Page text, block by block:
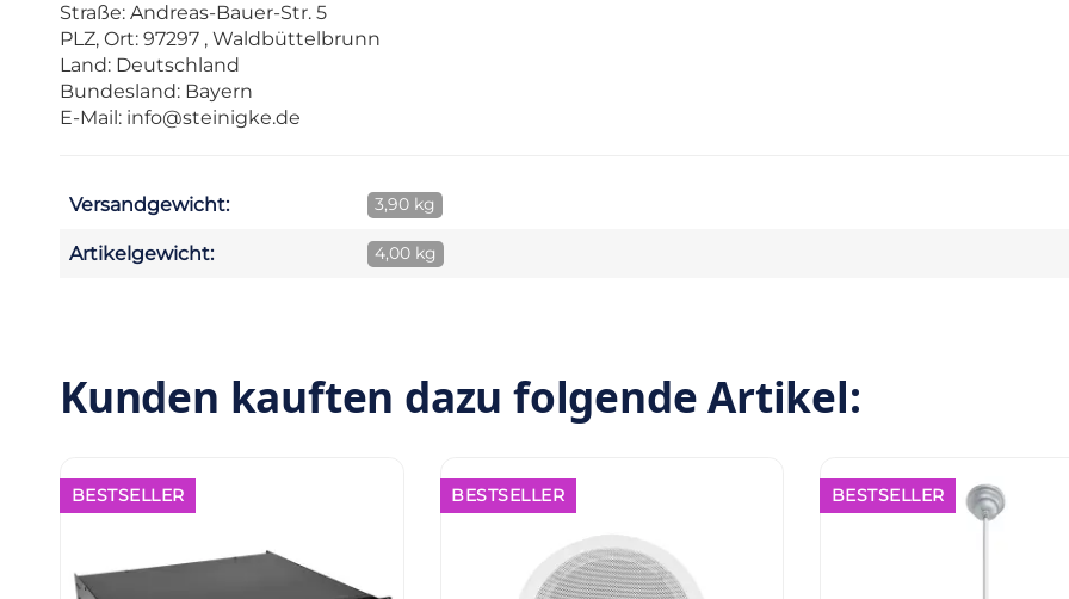
Straße: Andreas-Bauer-Str. 5
PLZ, Ort: 97297 , Waldbüttelbrunn
Land: Deutschland
Bundesland: Bayern
E-Mail: info@steinigke.de
Versandgewicht: 3,90 kg
Artikelgewicht: 4,00 kg
Kunden kauften dazu folgende Artikel:
BESTSELLER BESTSELLER BESTSELLER